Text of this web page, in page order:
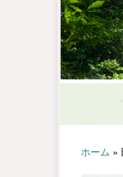
ホーム »